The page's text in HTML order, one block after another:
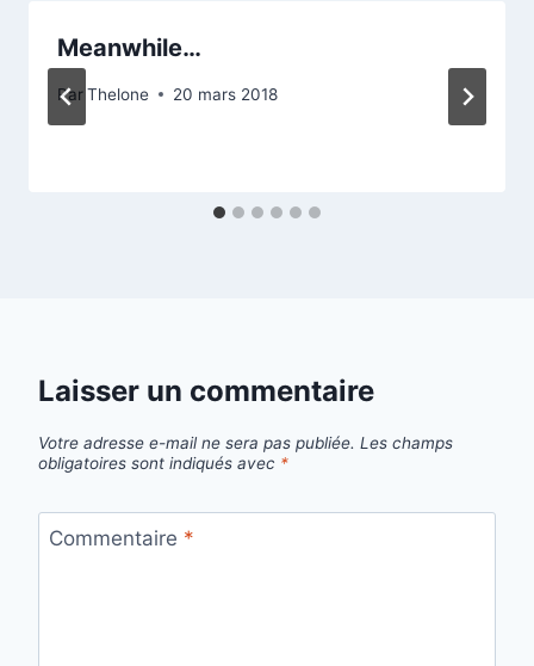
Meanwhile…
ParThelone 20 mars 2018
Laisser un commentaire
Votre adresse e-mail ne sera pas publiée. Les champs
obligatoires sont indiqués avec *
Commentaire *